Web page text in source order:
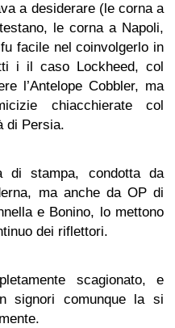
a desiderare (le corna a
le corna a Napoli,
facile nel coinvolgerlo in
i il caso Lockheed, col
l’Antelope Cobbler, ma
chiacchierate col
di Persia.
di stampa, condotta da
ma anche da OP di
e Bonino, lo mettono
dei riflettori.
scagionato, e
signori comunque la si